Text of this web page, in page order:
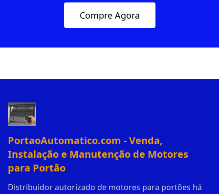
Compre Agora
PortaoAutomatico.com - Venda,
Instalação e Manutenção de Motores
para Portão
Distribuidor autorizado de motores para portões há